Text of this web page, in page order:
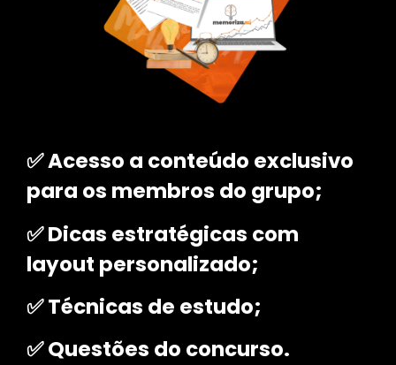
✅ Acesso a conteúdo exclusivo
para os membros do grupo;
✅ Dicas estratégicas com
layout personalizado;
✅ Técnicas de estudo;
✅ Questões do concurso.